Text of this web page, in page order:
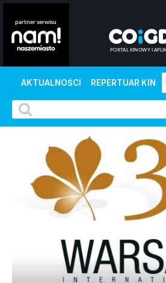
AKTUALNOŚCI REPERTUAR KIN